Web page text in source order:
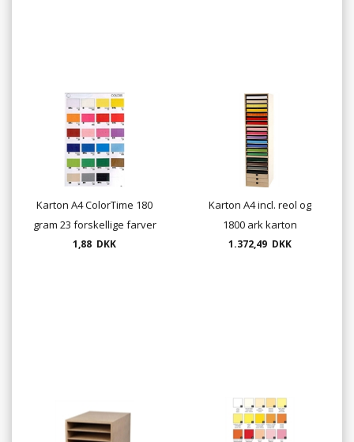
Karton A4 ColorTime 180
gram 23 forskellige farver
1,88 DKK
Karton A4 incl. reol og
1800 ark karton
1.372,49 DKK